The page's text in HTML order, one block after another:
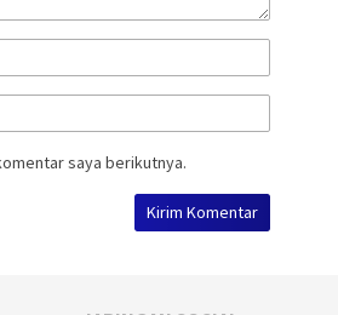
saya berikutnya.